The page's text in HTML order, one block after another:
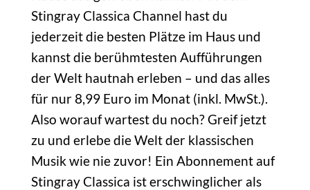
Stingray Classica Channel hast du
jederzeit die besten Plätze im Haus und
kannst die berühmtesten Aufführungen
der Welt hautnah erleben – und das alles
für nur 8,99 Euro im Monat (inkl. MwSt.).
Also worauf wartest du noch? Greif jetzt
zu und erlebe die Welt der klassischen
Musik wie nie zuvor! Ein Abonnement auf
Stingray Classica ist erschwinglicher als